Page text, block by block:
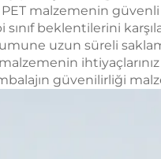
PET malzemenin
sınıf beklentilerini
uzun süreli
güvenilirliği